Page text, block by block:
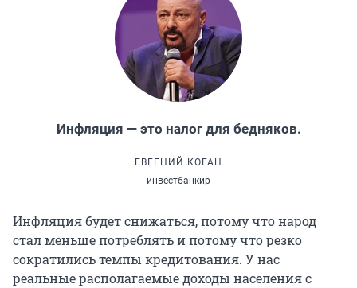
Инфляция — это налог для бедняков.
ЕВГЕНИЙ КОГАН
инвестбанкир
Инфляция будет снижаться, потому что народ
стал меньше потреблять и потому что резко
сократились темпы кредитования. У нас
реальные располагаемые доходы населения с